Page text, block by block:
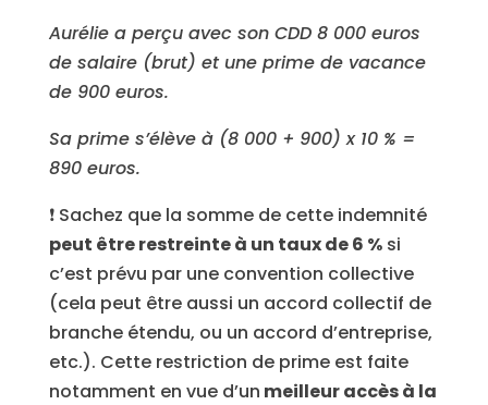
Aurélie a perçu avec son CDD 8 000 euros
de salaire (brut) et une prime de vacance
de 900 euros.
Sa prime s’élève à (8 000 + 900) x 10 % =
890 euros.
❗ Sachez que la somme de cette indemnité
peut être restreinte à un taux de 6 %si
c’est prévu par une convention collective
(cela peut être aussi un accord collectif de
branche étendu, ou un accord d’entreprise,
etc.). Cette restriction de prime est faite
notamment en vue d’un meilleur accès à la